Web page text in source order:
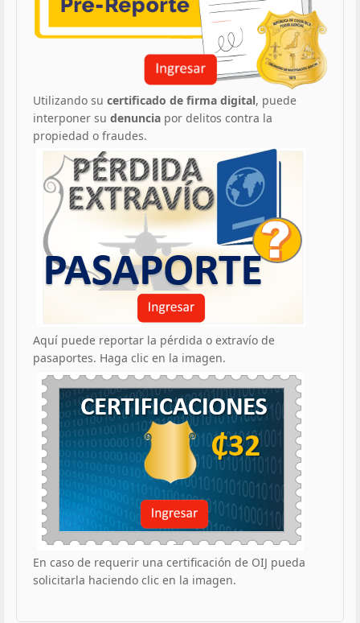
Utilizando su certificado de firma digital, puede
interponer su denuncia por delitos contra la
propiedad o fraudes.
Aquí puede reportar la pérdida o extravío de
pasaportes. Haga clic en la imagen.
En caso de requerir una certificación de OIJ pueda
solicitarla haciendo clic en la imagen.